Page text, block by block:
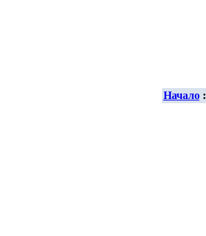
Начало: